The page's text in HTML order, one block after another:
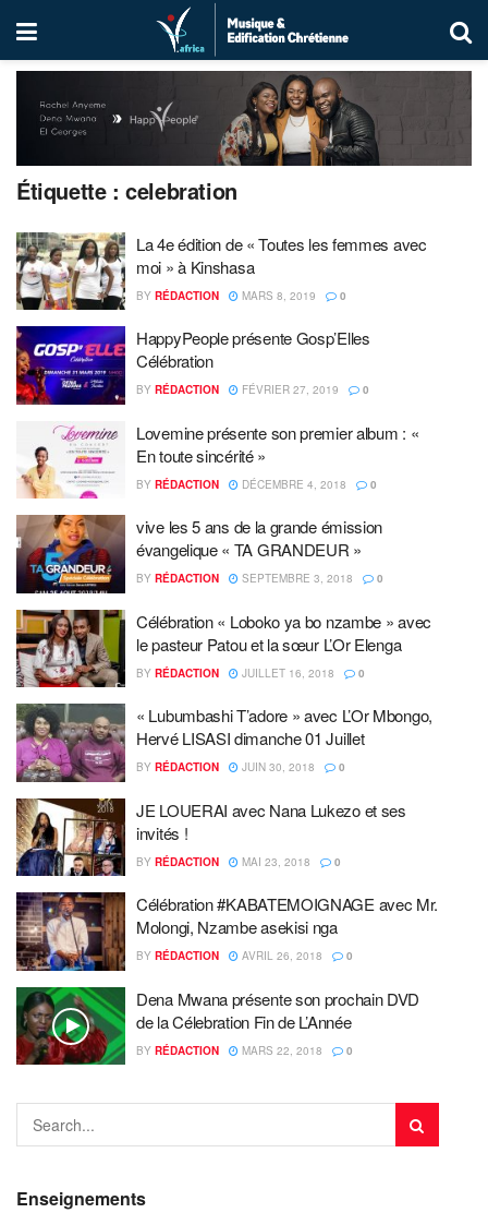
Étiquette :celebration
La 4e édition de « Toutes les femmes avec
moi » à Kinshasa
BY RÉDACTION MARS 8, 2019 0
HappyPeople présente Gosp’Elles
Célébration
BY RÉDACTION FÉVRIER 27, 2019 0
Lovemine présente son premier album : «
En toute sincérité »
BY RÉDACTION DÉCEMBRE 4, 2018 0
vive les 5 ans de la grande émission
évangelique « TA GRANDEUR »
BY RÉDACTION SEPTEMBRE 3, 2018 0
Célébration « Loboko ya bo nzambe » avec
le pasteur Patou et la sœur L’Or Elenga
BY RÉDACTION JUILLET 16, 2018 0
« Lubumbashi T’adore » avec L’Or Mbongo,
Hervé LISASI dimanche 01 Juillet
BY RÉDACTION JUIN 30, 2018 0
JE LOUERAI avec Nana Lukezo et ses
invités !
BY RÉDACTION MAI 23, 2018 0
Célébration #KABATEMOIGNAGE avec Mr.
Molongi, Nzambe asekisi nga
BY RÉDACTION AVRIL 26, 2018 0
Dena Mwana présente son prochain DVD
de la Célebration Fin de L’Année
BY RÉDACTION MARS 22, 2018 0
Enseignements